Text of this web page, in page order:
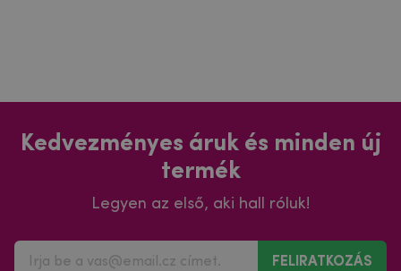
Kedvezményes áruk és minden új
termék
Legyen az első, aki hall róluk!
FELIRATKOZÁS